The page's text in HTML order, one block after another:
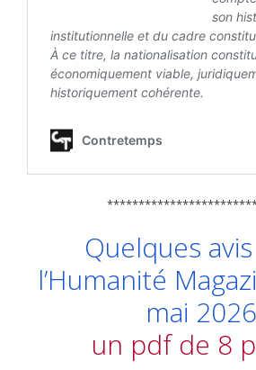
Quelques
l’Humanité
mai 2026
un pdf de 8